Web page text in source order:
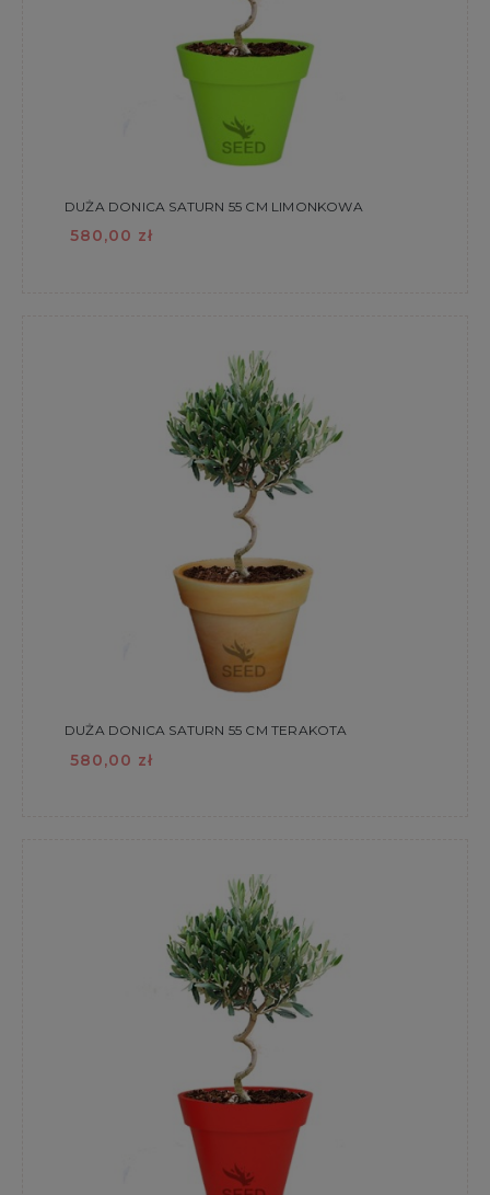
DUŻA DONICA SATURN 55 CM LIMONKOWA
580,00 zł
DUŻA DONICA SATURN 55 CM TERAKOTA
580,00 zł